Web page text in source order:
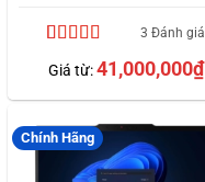
trên 5
dựa trên
3 Đánh giá
Giá từ:41,000,000₫
Chính Hãng